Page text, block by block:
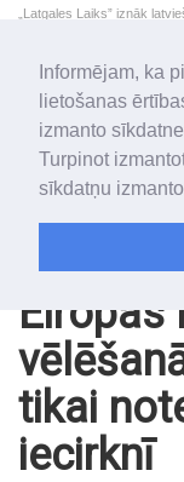
Informējam, ka
lietošanas
izmanto
Turpinot
sīkdatņu
„Latgales Laiks” iznāk
„Latgales Laiks” latviešu
2026. gada 8. augusts
Sestdiena
Mudīte, Vladislava,
Eiropas
tikai
iecirknī